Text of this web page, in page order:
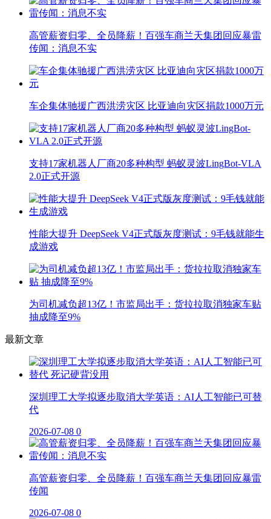
高管薪资归零、全员降薪！百强车商兰天集团回应暴雷
传闻：消息不实
车企集体驰援广西洪涝灾区 比亚迪向灾区捐款1000万元
支持17家机器人厂商20多种构型 蚂蚁灵波LingBot-VLA
2.0正式开源
性能大提升 DeepSeek V4正式版灰度测试：9毛钱就能生
成游戏
为司机减负超13亿！市监局出手：货拉拉取消独家车贴
抽成降至9%
最新文章
深圳理工大学拟逐步取消大学英语：AI人工智能已可替
代
2026-07-08 0
高管薪资归零、全员降薪！百强车商兰天集团回应暴雷
传闻
2026-07-08 0